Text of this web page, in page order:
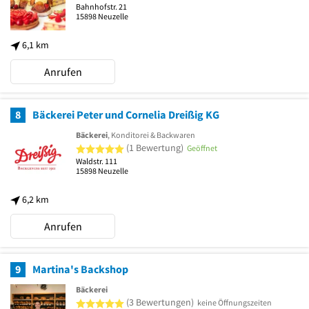
6,1 km
Bahnhofstr. 21
15898 Neuzelle
Anrufen
8 Bäckerei Peter und Cornelia Dreißig KG
6,2 km
Bäckerei, Konditorei & Backwaren
5 von 5 Sternen
(1 Bewertung) Geöffnet
Waldstr. 111
15898 Neuzelle
Anrufen
9 Martina's Backshop
Bäckerei
5 von 5 Sternen
(3 Bewertungen) keine Öffnungszeiten